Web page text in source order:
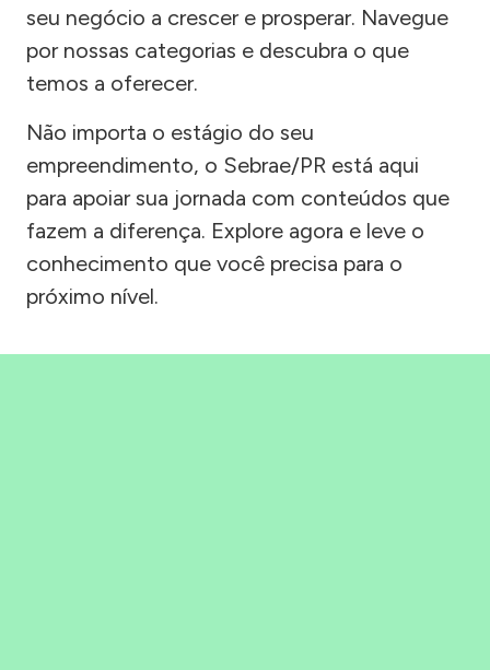
seu negócio a crescer e prosperar. Navegue
por nossas categorias e descubra o que
temos a oferecer.
Não importa o estágio do seu
empreendimento, o Sebrae/PR está aqui
para apoiar sua jornada com conteúdos que
fazem a diferença. Explore agora e leve o
conhecimento que você precisa para o
próximo nível.